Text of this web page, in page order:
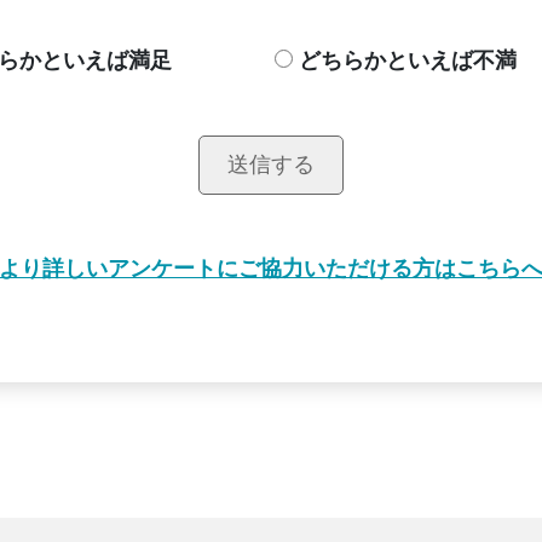
かといえば満足 どちらかといえば不満
送信する
より詳しいアンケートにご協力いただける方はこちらへ